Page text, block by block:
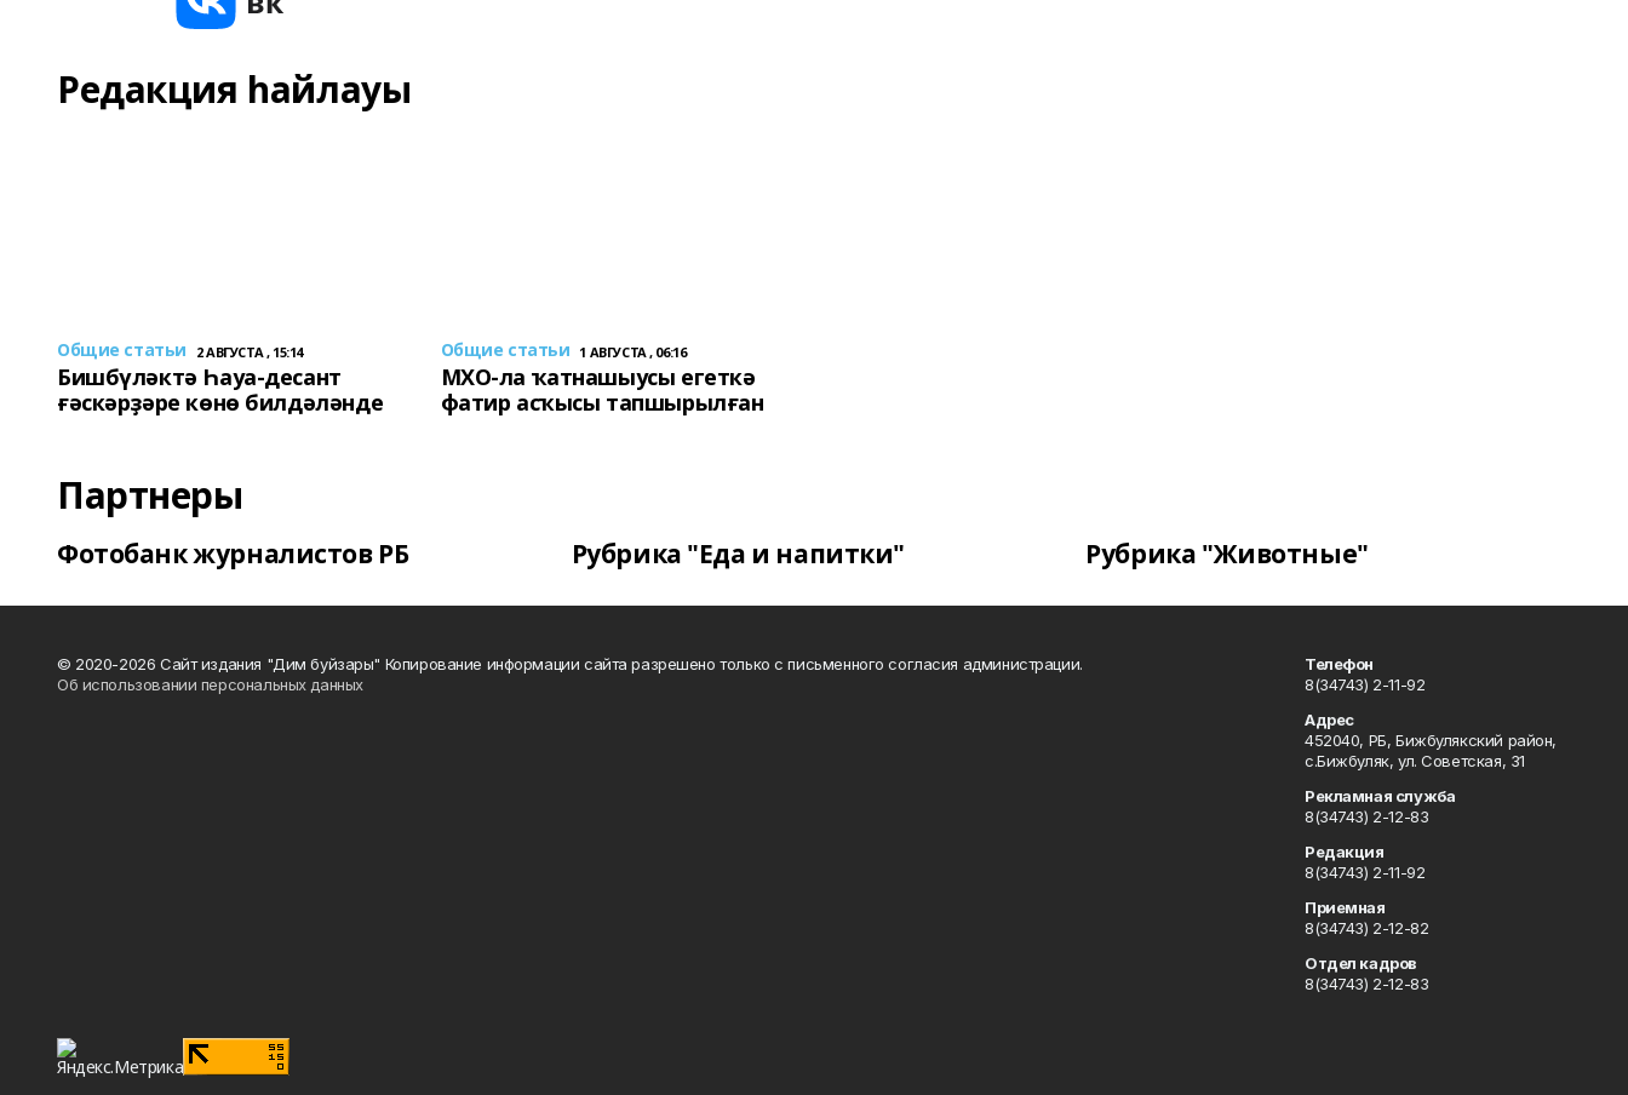
Редакция һайлауы
Общие статьи 2 АВГУСТА , 15:14
Бишбүләктә Һауа-десант
ғәскәрҙәре көнө билдәләнде
Общие статьи 1 АВГУСТА , 06:16
МХО-ла ҡатнашыусы егеткә
фатир асҡысы тапшырылған
Партнеры
Фотобанк журналистов РБ Рубрика "Еда и напитки" Рубрика "Животные"
© 2020-2026 Сайт издания "Дим буйзары" Копирование информации сайта разрешено только с письменного согласия администрации.
Об использовании персональных данных
Телефон
8(34743) 2-11-92
Адрес
452040, РБ, Бижбулякский район,
с.Бижбуляк, ул. Советская, 31
Рекламная служба
8(34743) 2-12-83
Редакция
8(34743) 2-11-92
Приемная
8(34743) 2-12-82
Отдел кадров
8(34743) 2-12-83